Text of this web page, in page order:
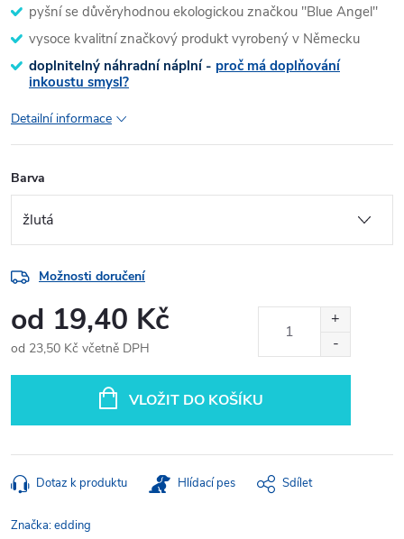
pyšní se důvěryhodnou ekologickou značkou "Blue Angel"
vysoce kvalitní značkový produkt vyrobený v Německu
doplnitelný náhradní náplní - proč má doplňování
inkoustu smysl?
Detailní informace
Barva
Možnosti doručení
od 19,40 Kč
od 23,50 Kč včetně DPH
VLOŽIT DO KOŠÍKU
Dotaz k produktu Hlídací pes Sdílet
Značka:edding